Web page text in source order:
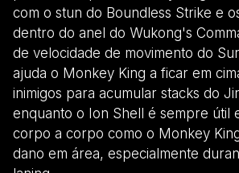
com o stun do Boundless Strike e
dentro do anel do Wukong's
de velocidade de movimento do
ajuda o Monkey King a ficar em
inimigos para acumular stacks do
enquanto o Ion Shell é sempre útil
corpo a corpo como o Monkey
dano em área, especialmente